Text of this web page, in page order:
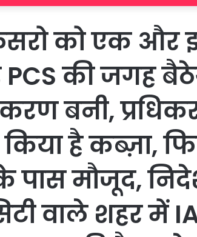
को एक और
की जगह
बनी,
है कब्ज़ा,
पास मौजूद,
वाले शहर में